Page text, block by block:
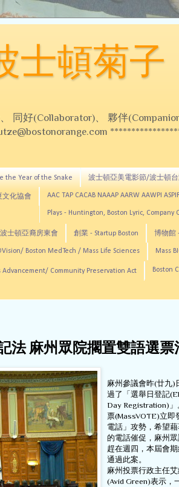
士頓菊子
同好(Collaborator)、 夥伴
the Year of the Snake 波士頓亞美電影節/波士頓
化協會 AAC TAP CACAB NAAAP AARW AAWPI
Plays - Huntington, Boston Lyric, Company
波士頓亞裔房東會 創業 - Startup Boston 博物館
Boston MedTech / Mass Life Sciences Mass
Community Preservation Act Boston
法 麻州眾院擱置雙語選票
麻州參議會昨(廿九)
過了「選舉日登記
Day Registration)」
票(MassVOTE)立即
電話」攻勢，希望
的電話催促，麻州
趕在週四，本屆會
通過此案。
麻州投票行政主任
(Avid Green)表示，